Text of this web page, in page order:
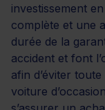
investissement
complète et une
durée de la
accident et font
afin d’éviter
voiture